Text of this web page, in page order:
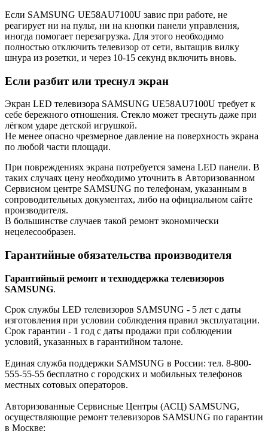
Если SAMSUNG UE58AU7100U завис при работе, не
реагирует ни на пульт, ни на кнопки панели управления,
иногда помогает перезагрузка. Для этого необходимо
полностью отключить телевизор от сети, вытащив вилку
шнура из розетки, и через 10-15 секунд включить вновь.
Если разбит или треснул экран
Экран LED телевизора SAMSUNG UE58AU7100U требует к
себе бережного отношения. Стекло может треснуть даже при
лёгком ударе детской игрушкой.
Не менее опасно чрезмерное давление на поверхность экрана
по любой части площади.
При повреждениях экрана потребуется замена LED панели. В
таких случаях цену необходимо уточнить в Авторизованном
Сервисном центре SAMSUNG по телефонам, указанным в
сопроводительных документах, либо на официальном сайте
производителя.
В большинстве случаев такой ремонт экономически
нецелесообразен.
Гарантийные обязательства производителя
Гарантийный ремонт и техподдержка телевизоров
SAMSUNG.
Срок службы LED телевизоров SAMSUNG - 5 лет с даты
изготовления при условии соблюдения правил эксплуатации.
Срок гарантии - 1 год с даты продажи при соблюдении
условий, указанных в гарантийном талоне.
Единая служба поддержки SAMSUNG в России: тел. 8-800-
555-55-55 бесплатно с городских и мобильных телефонов
местных сотовых операторов.
Авторизованные Сервисные Центры (АСЦ) SAMSUNG,
осуществляющие ремонт телевизоров SAMSUNG по гарантии
в Москве: